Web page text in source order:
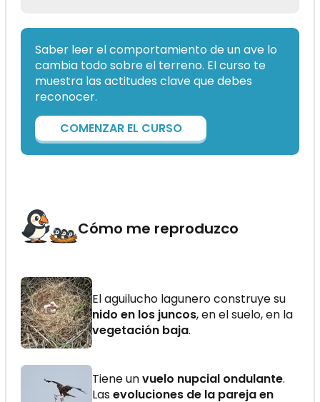
Saber leer el comportamiento de un ave lo
cambia todo sobre el terreno. El curso te
muestra las actitudes clave que debes
reconocer.
COMENZAR EL CURSO
Cómo me reproduzco
El aguilucho lagunero construye su
nido en los juncos, en el suelo, en la
vegetación baja.
Tiene unvuelo nupcial ondulante.
Lasevoluciones de la pareja en